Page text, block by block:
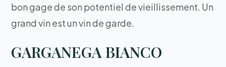
bon gage de son potentiel de vieillissement. Un
grand vin est un vin de garde.
GARGANEGA BIANCO